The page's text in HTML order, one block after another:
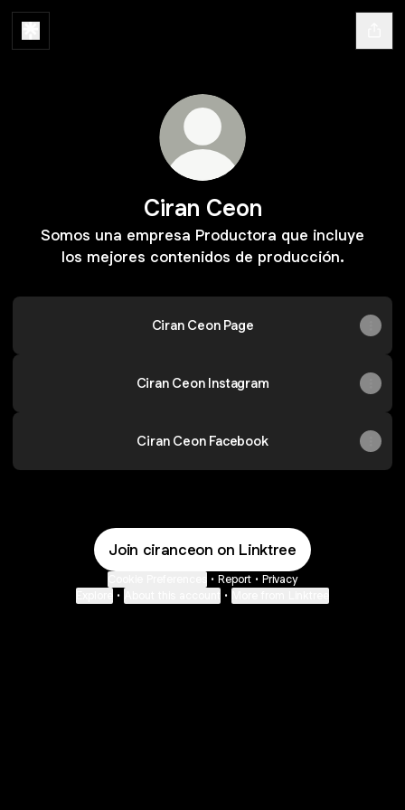
Ciran Ceon
Somos una empresa Productora que incluye
los mejores contenidos de producción.
Ciran Ceon Page
Ciran Ceon Instagram
Ciran Ceon Facebook
Join ciranceon on Linktree
• Report • Privacy
• •